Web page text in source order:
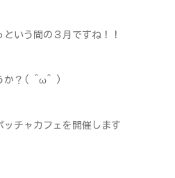
いう間の３月ですね！！
か？( ^ω^ )
ッチャカフェを開催します